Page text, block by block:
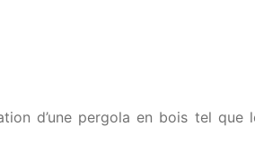
d’une pergola en bois tel que